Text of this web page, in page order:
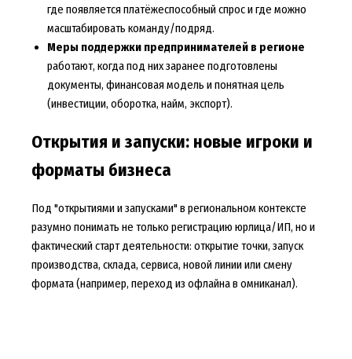
где появляется платёжеспособный спрос и где можно
масштабировать команду/подряд.
Меры поддержки предпринимателей в регионе
работают, когда под них заранее подготовлены
документы, финансовая модель и понятная цель
(инвестиции, оборотка, найм, экспорт).
Открытия и запуски: новые игроки и
форматы бизнеса
Под "открытиями и запусками" в региональном контексте
разумно понимать не только регистрацию юрлица/ИП, но и
фактический старт деятельности: открытие точки, запуск
производства, склада, сервиса, новой линии или смену
формата (например, переход из офлайна в омниканал).